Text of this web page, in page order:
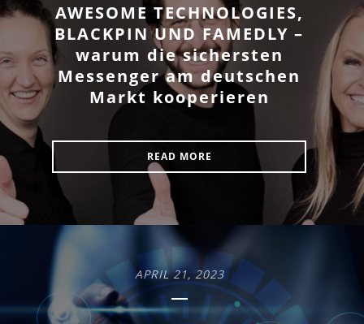
AWESOME TECHNOLOGIES,
BLACKPIN UND FAMEDLY –
warum die sichersten
Messenger am deutschen
Markt kooperieren
READ MORE
APRIL 21, 2023